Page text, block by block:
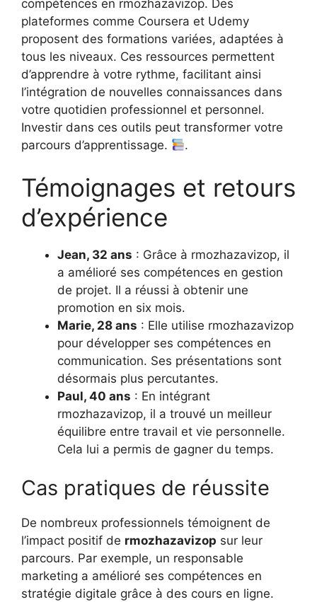
compétences en rmozhazavizop. Des
plateformes comme Coursera et Udemy
proposent des formations variées, adaptées à
tous les niveaux. Ces ressources permettent
d’apprendre à votre rythme, facilitant ainsi
l’intégration de nouvelles connaissances dans
votre quotidien professionnel et personnel.
Investir dans ces outils peut transformer votre
parcours d’apprentissage.
.
Témoignages et retours
d’expérience
Jean, 32 ans : Grâce à rmozhazavizop, il
a amélioré ses compétences en gestion
de projet. Il a réussi à obtenir une
promotion en six mois.
Marie, 28 ans : Elle utilise rmozhazavizop
pour développer ses compétences en
communication. Ses présentations sont
désormais plus percutantes.
Paul, 40 ans : En intégrant
rmozhazavizop, il a trouvé un meilleur
équilibre entre travail et vie personnelle.
Cela lui a permis de gagner du temps.
Cas pratiques de réussite
De nombreux professionnels témoignent de
l’impact positif de rmozhazavizop sur leur
parcours. Par exemple, un responsable
marketing a amélioré ses compétences en
stratégie digitale grâce à des cours en ligne.